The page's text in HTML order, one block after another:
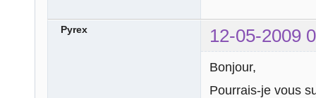
Pyrex 12-05-2009
Bonjour,
Pourrais-je vous